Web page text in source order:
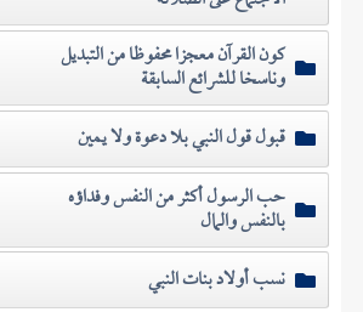
كون القرآن معجزا محفوظا من التبديل
وناسخا للشرائع السابقة
قبول قول النبي بلا دعوة ولا يمين
حب الرسول أكثر من النفس وفداؤه
بالنفس والمال
نسب أولاد بنات النبي